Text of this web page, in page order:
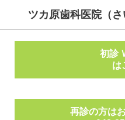
ツカ原歯科医院（さ
初診
は
再診の方は